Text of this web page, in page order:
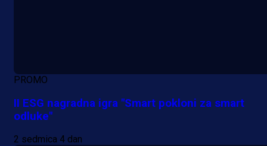
PROMO
II ESG nagradna igra "Smart pokloni za smart
odluke"
2 sedmica 4 dan